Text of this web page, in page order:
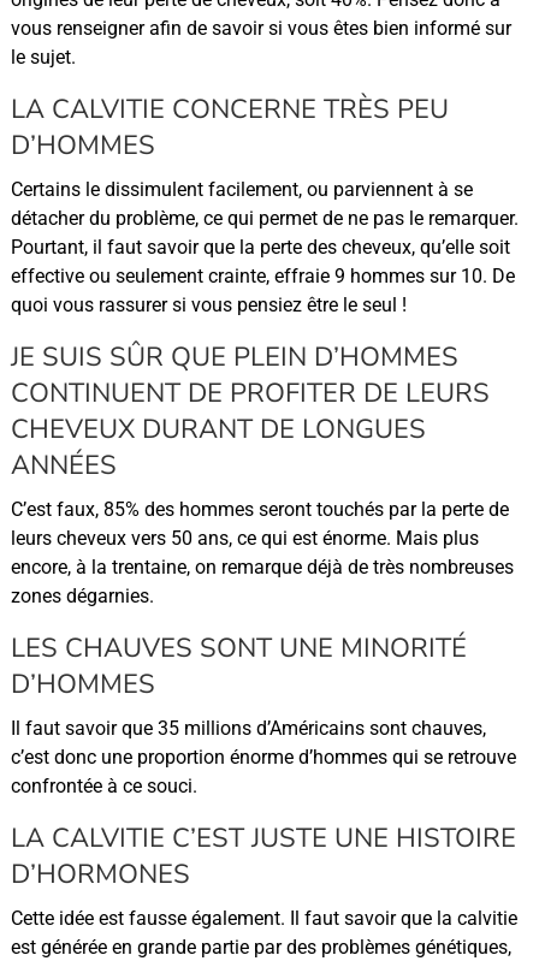
vous renseigner afin de savoir si vous êtes bien informé sur
le sujet.
LA CALVITIE CONCERNE TRÈS PEU
D’HOMMES
Certains le dissimulent facilement, ou parviennent à se
détacher du problème, ce qui permet de ne pas le remarquer.
Pourtant, il faut savoir que la perte des cheveux, qu’elle soit
effective ou seulement crainte, effraie 9 hommes sur 10. De
quoi vous rassurer si vous pensiez être le seul !
JE SUIS SÛR QUE PLEIN D’HOMMES
CONTINUENT DE PROFITER DE LEURS
CHEVEUX DURANT DE LONGUES
ANNÉES
C’est faux, 85% des hommes seront touchés par la perte de
leurs cheveux vers 50 ans, ce qui est énorme. Mais plus
encore, à la trentaine, on remarque déjà de très nombreuses
zones dégarnies.
LES CHAUVES SONT UNE MINORITÉ
D’HOMMES
Il faut savoir que 35 millions d’Américains sont chauves,
c’est donc une proportion énorme d’hommes qui se retrouve
confrontée à ce souci.
LA CALVITIE C’EST JUSTE UNE HISTOIRE
D’HORMONES
Cette idée est fausse également. Il faut savoir que la calvitie
est générée en grande partie par des problèmes génétiques,